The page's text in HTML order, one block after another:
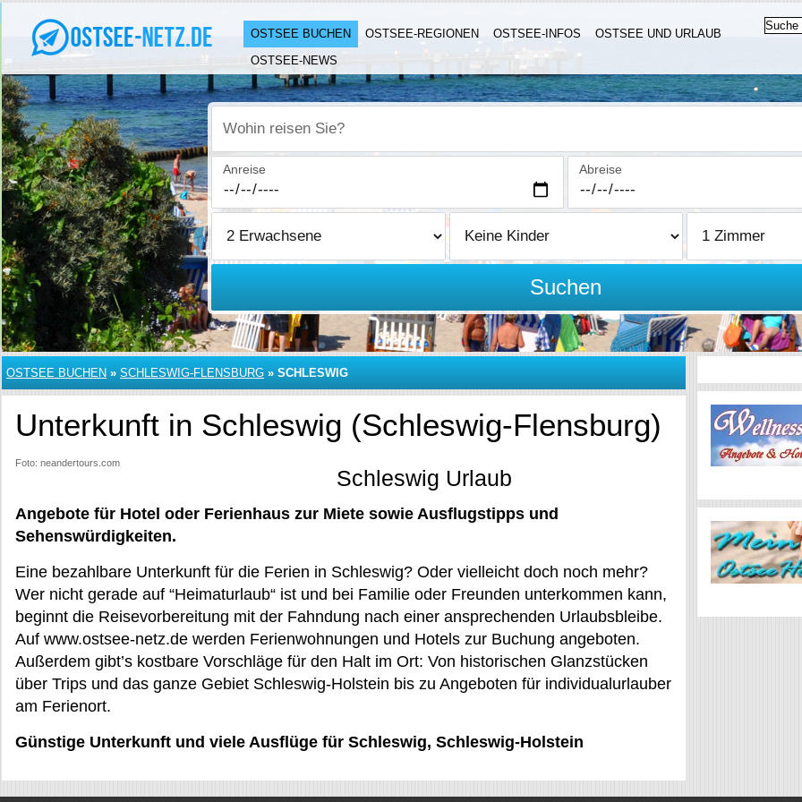
OSTSEE BUCHEN OSTSEE-REGIONEN OSTSEE-INFOS
OSTSEE UND URLAUB
OSTSEE-NEWS
Wohin reisen Sie?
Anreise Abreise
Suchen
OSTSEE BUCHEN » SCHLESWIG-FLENSBURG » SCHLESWIG
Unterkunft in Schleswig (Schleswig-Flensburg)
Foto: neandertours.com
Schleswig Urlaub
Angebote für Hotel oder Ferienhaus zur Miete sowie Ausflugstipps und
Sehenswürdigkeiten.
Eine bezahlbare Unterkunft für die Ferien in Schleswig? Oder vielleicht doch noch mehr?
Wer nicht gerade auf “Heimaturlaub“ ist und bei Familie oder Freunden unterkommen kann,
beginnt die Reisevorbereitung mit der Fahndung nach einer ansprechenden Urlaubsbleibe.
Auf www.ostsee-netz.de werden Ferienwohnungen und Hotels zur Buchung angeboten.
Außerdem gibt’s kostbare Vorschläge für den Halt im Ort: Von historischen Glanzstücken
über Trips und das ganze Gebiet Schleswig-Holstein bis zu Angeboten für individualurlauber
am Ferienort.
Günstige Unterkunft und viele Ausflüge für Schleswig, Schleswig-Holstein